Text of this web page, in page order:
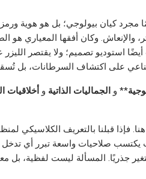
مجرد كيان بيولوجي؛ بل هو هوية
والإنعاش. وكان أفقها المعياري
استوديو تصميم؛ ولا يقتصر
على اكتشاف السرطانات، بل
** و الجماليات الذاتية و أخلاقيات
قبلنا بالتعريف الكلاسيكي
صلاحيات واسعة تبرر أي تدخل
جذريًا. المسألة ليست لفظية، بل